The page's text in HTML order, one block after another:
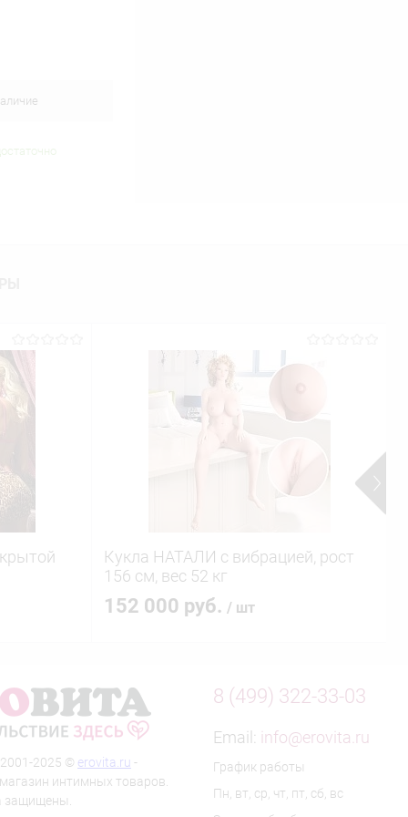
Кукла НАТАЛИ с вибрацией, рост
156 см, вес 52 кг
152 000 руб. / шт
2025 © erovita.ru -
интимных товаров.
защищены.
8 (499) 322-33-03
Email: info@erovita.ru
График работы
Пн, вт, ср, чт, пт, сб, вс